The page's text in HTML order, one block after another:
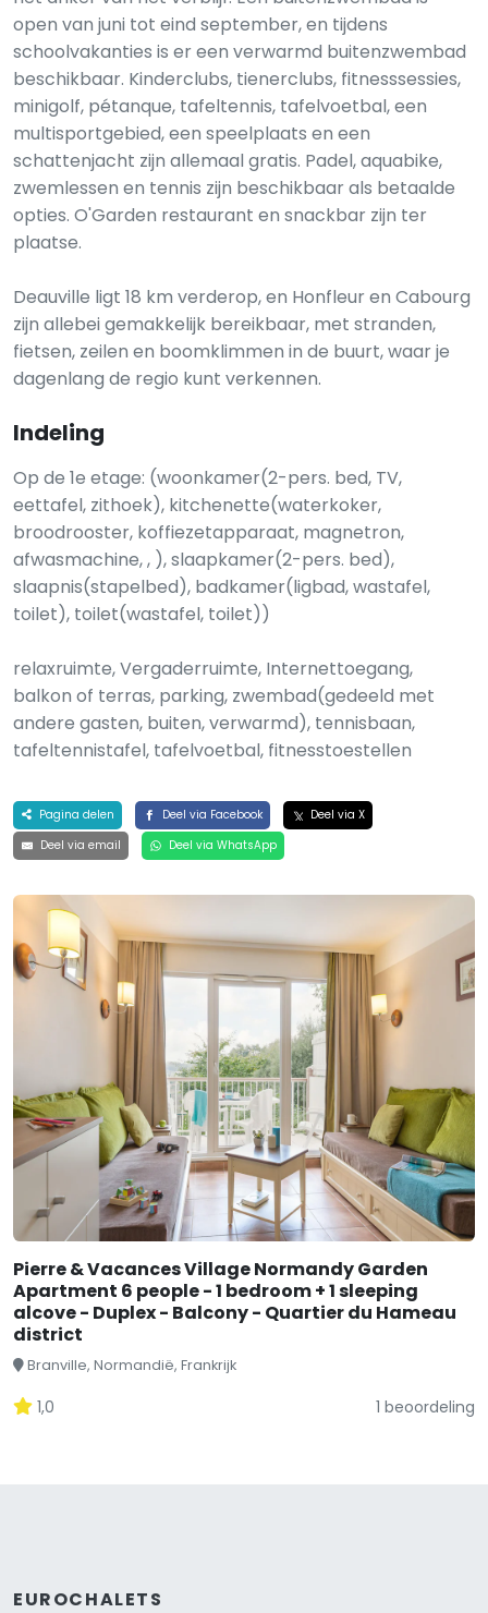
open van juni tot eind september, en tijdens
schoolvakanties is er een verwarmd buitenzwembad
beschikbaar. Kinderclubs, tienerclubs, fitnesssessies,
minigolf, pétanque, tafeltennis, tafelvoetbal, een
multisportgebied, een speelplaats en een
schattenjacht zijn allemaal gratis. Padel, aquabike,
zwemlessen en tennis zijn beschikbaar als betaalde
opties. O'Garden restaurant en snackbar zijn ter
plaatse.
Deauville ligt 18 km verderop, en Honfleur en Cabourg
zijn allebei gemakkelijk bereikbaar, met stranden,
fietsen, zeilen en boomklimmen in de buurt, waar je
dagenlang de regio kunt verkennen.
Indeling
Op de 1e etage: (woonkamer(2-pers. bed, TV,
eettafel, zithoek), kitchenette(waterkoker,
broodrooster, koffiezetapparaat, magnetron,
afwasmachine, , ), slaapkamer(2-pers. bed),
slaapnis(stapelbed), badkamer(ligbad, wastafel,
toilet), toilet(wastafel, toilet))
relaxruimte, Vergaderruimte, Internettoegang,
balkon of terras, parking, zwembad(gedeeld met
andere gasten, buiten, verwarmd), tennisbaan,
tafeltennistafel, tafelvoetbal, fitnesstoestellen
Pagina delen Deel via Facebook
Deel via X
Deel via email
Deel via WhatsApp
Pierre & Vacances Village Normandy Garden
Apartment 6 people - 1 bedroom + 1 sleeping
alcove - Duplex - Balcony - Quartier du Hameau
district
Branville, Normandië, Frankrijk
1,0 1 beoordeling
EUROCHALETS